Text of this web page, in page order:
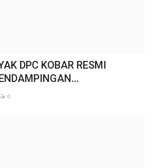
DPC KOBAR RESMI
0